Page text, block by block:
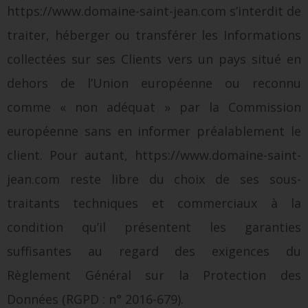
https://www.domaine-saint-jean.com s’interdit de
traiter, héberger ou transférer les Informations
collectées sur ses Clients vers un pays situé en
dehors de l’Union européenne ou reconnu
comme « non adéquat » par la Commission
européenne sans en informer préalablement le
client. Pour autant, https://www.domaine-saint-
jean.com reste libre du choix de ses sous-
traitants techniques et commerciaux à la
condition qu’il présentent les garanties
suffisantes au regard des exigences du
Règlement Général sur la Protection des
Données (RGPD : n° 2016-679).